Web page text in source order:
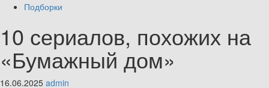
Подборки
10 сериалов, похожих на
«Бумажный дом»
16.06.2025 admin